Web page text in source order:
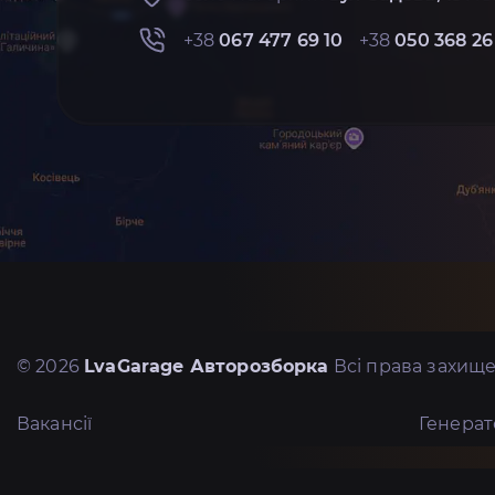
+38067 477 69 10 +38050 368
© 2026 LvaGarage Авторозборка Всі права
Вакансії